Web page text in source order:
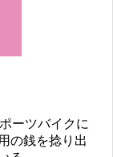
ーツバイクに
の銭を捻り出